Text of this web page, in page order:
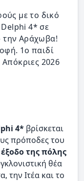
με το δικό
Delphi 4* σε
την Αράχωβα!
1ο παιδί
2026
4* βρίσκεται
πρόποδες του
της πόλης
θέα
την Ιτέα και το